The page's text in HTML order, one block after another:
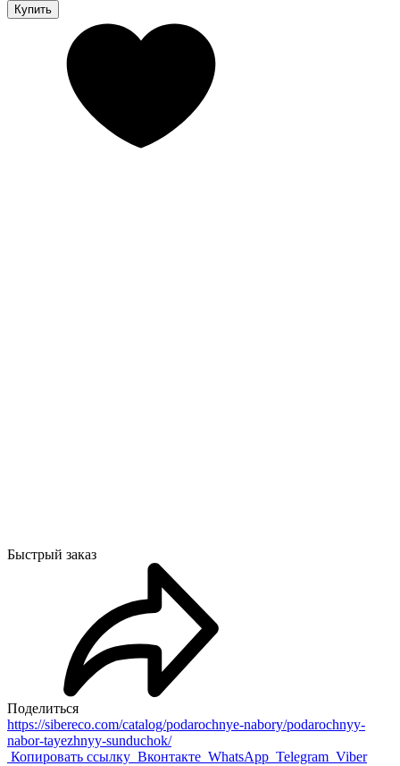
Купить
Быстрый заказ
Поделиться
https://sibereco.com/catalog/podarochnye-nabory/podarochnyy-
nabor-tayezhnyy-sunduchok/
Копировать ссылку Вконтакте WhatsApp Telegram Viber